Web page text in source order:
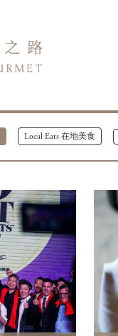
Local Eats 在地美食